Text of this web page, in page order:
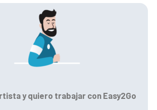
y quiero trabajar con Easy2Go